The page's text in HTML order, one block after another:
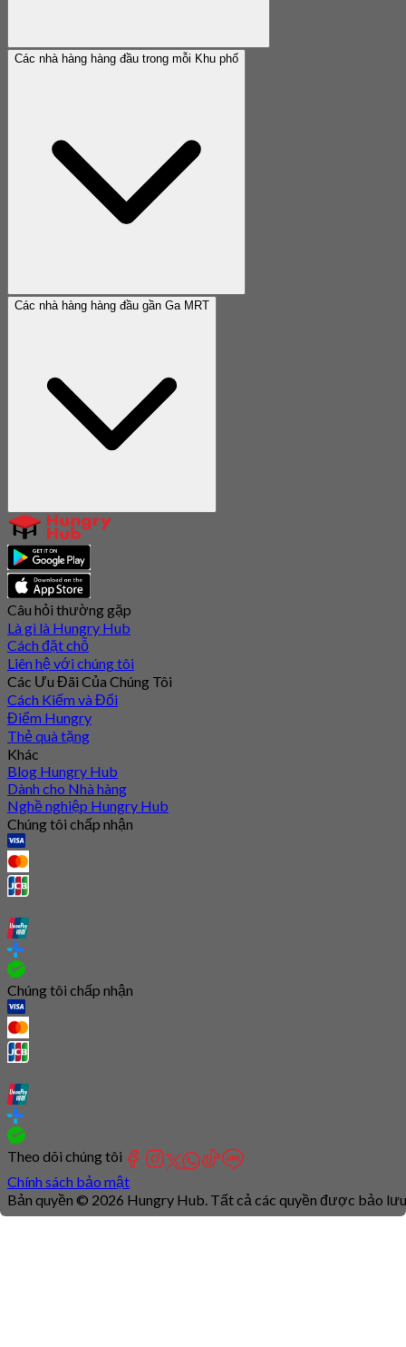
Các nhà hàng hàng đầu trong mỗi Khu phố
Các nhà hàng hàng đầu gần Ga MRT
Câu hỏi thường gặp
Là gì là Hungry Hub
Cách đặt chỗ
Liên hệ với chúng tôi
Các Ưu Đãi Của Chúng Tôi
Cách Kiếm và Đổi
Điểm Hungry
Thẻ quà tặng
Khác
Blog Hungry Hub
Dành cho Nhà hàng
Nghề nghiệp Hungry Hub
Chúng tôi chấp nhận
Chúng tôi chấp nhận
Theo dõi chúng tôi
Chính sách bảo mật
Bản quyền © 2026 Hungry Hub. Tất cả các quyền được bảo
Connection